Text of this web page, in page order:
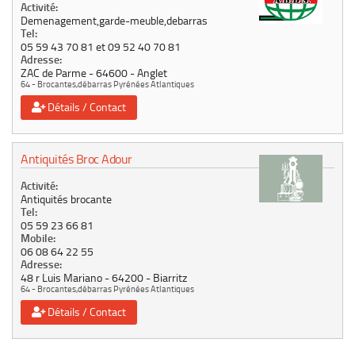
Activité:
Demenagement,garde-meuble,debarras
Tel:
05 59 43 70 81 et 09 52 40 70 81
Adresse:
ZAC de Parme 64600 Anglet
64 - Brocantes,débarras Pyrénées Atlantiques
Détails / Contact
Antiquités Broc Adour
Activité:
Antiquités brocante
Tel:
05 59 23 66 81
Mobile:
06 08 64 22 55
Adresse:
48 r Luis Mariano 64200 Biarritz
64 - Brocantes,débarras Pyrénées Atlantiques
Détails / Contact